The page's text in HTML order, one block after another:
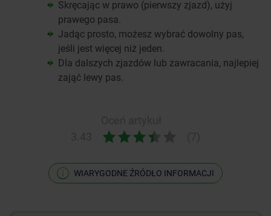
Skręcając w prawo (pierwszy zjazd), użyj
prawego pasa.
Jadąc prosto, możesz wybrać dowolny pas,
jeśli jest więcej niż jeden.
Dla dalszych zjazdów lub zawracania, najlepiej
zająć lewy pas.
WIARYGODNE ŹRÓDŁO INFORMACJI